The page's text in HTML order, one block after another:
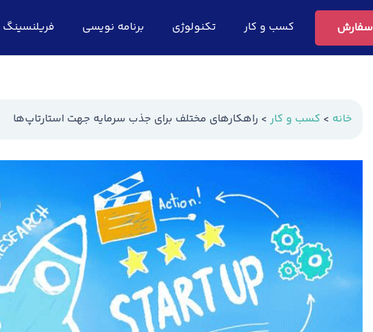
سفارش کسب و کار تکنولوژی برنامه نویسی فریلنسینگ
خانه > کسب و کار > راهکارهای مختلف برای جذب سرمایه جهت استارتاپ‌ها